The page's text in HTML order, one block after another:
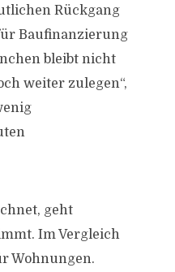
Rückgang
Baufinanzierung
bleibt nicht
weiter zulegen“,
geht
Im Vergleich
Wohnungen.